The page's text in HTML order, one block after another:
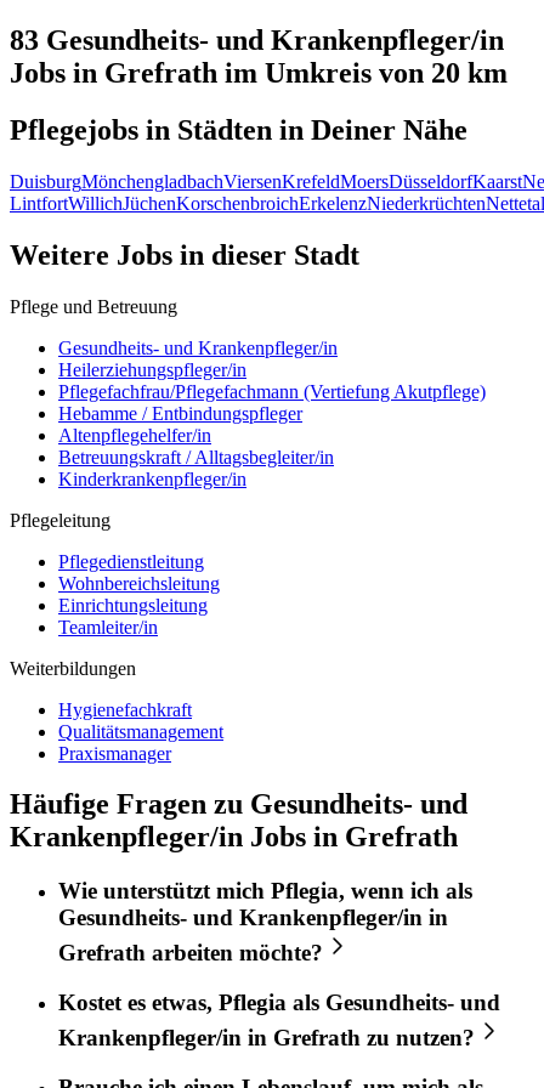
83 Gesundheits- und Krankenpfleger/in
Jobs in Grefrath im Umkreis von 20 km
Pflegejobs in Städten in Deiner Nähe
DuisburgMönchengladbachViersenKrefeldMoersDüsseldorfKaarst
LintfortWillichJüchenKorschenbroichErkelenzNiederkrüchtenNettetal
Weitere Jobs in dieser Stadt
Pflege und Betreuung
Gesundheits- und Krankenpfleger/in
Heilerziehungspfleger/in
Pflegefachfrau/Pflegefachmann (Vertiefung Akutpflege)
Hebamme / Entbindungspfleger
Altenpflegehelfer/in
Betreuungskraft / Alltagsbegleiter/in
Kinderkrankenpfleger/in
Pflegeleitung
Pflegedienstleitung
Wohnbereichsleitung
Einrichtungsleitung
Teamleiter/in
Weiterbildungen
Hygienefachkraft
Qualitätsmanagement
Praxismanager
Häufige Fragen zu Gesundheits- und
Krankenpfleger/in Jobs in Grefrath
Wie unterstützt mich Pflegia, wenn ich als
Gesundheits- und Krankenpfleger/in in
Grefrath arbeiten möchte?
Kostet es etwas, Pflegia als Gesundheits- und
Krankenpfleger/in in Grefrath zu nutzen?